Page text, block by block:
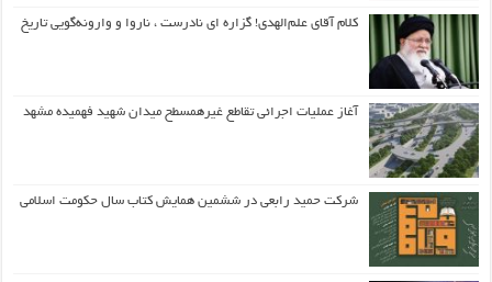
کلام آقای علم‌الهدی! گزاره ای نادرست ، ناروا و وارونه‌گویی تاریخ
آغاز عملیات اجرائی تقاطع غیرهمسطح میدان شهید فهمیده مشهد
شرکت حمید رابعی در ششمین همایش کتاب سال حکومت اسلامی